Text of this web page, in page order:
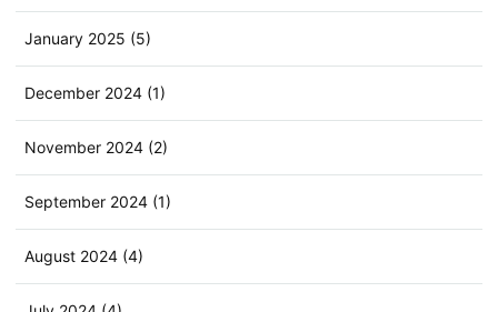
January 2025 (5)
December 2024 (1)
November 2024 (2)
September 2024 (1)
August 2024 (4)